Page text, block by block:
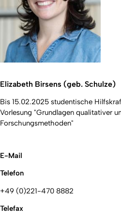
Elizabeth Birsens (geb. Schulze)
Bis 15.02.2025 studentische
Vorlesung "Grundlagen qualitativer
Forschungsmethoden"
E-Mail
Telefon
+49 (0)221-470 8882
Telefax